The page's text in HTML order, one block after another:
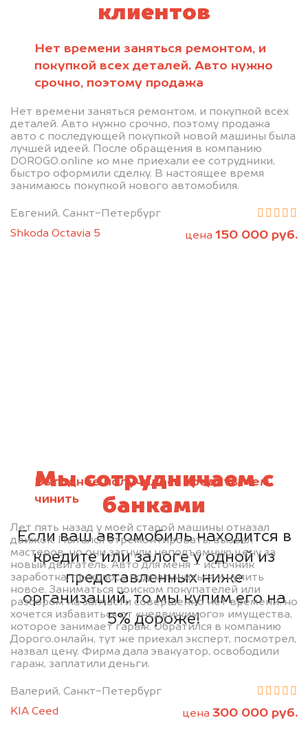
клиентов
Нет времени заняться ремонтом, и
покупкой всех деталей. Авто нужно
срочно, поэтому продажа
Нет времени заняться ремонтом, и покупкой всех
деталей. Авто нужно срочно, поэтому продажа
авто с последующей покупкой новой машины была
лучшей идеей. После обращения в компанию
DOROGO.online ко мне приехали ее сотрудники,
быстро оформили сделку. В настоящее время
занимаюсь покупкой нового автомобиля.
Евгений, Санкт-Петербург
Shkoda Octavia 5
цена 150 000 руб.
Выгоднее получилось продать, чем
чинить
Лет пять назад у моей старой машины отказал
движок. Пытался отремонтировать, вызвал
мастеров, но они загнули неподъемную цену за
новый двигатель. Авто для меня – источник
заработка, пришлось поднатужиться и купить
новое. Заниматься поиском покупателей или
разбором на запчасти совершенно нет времени, но
хочется избавиться от «недвижимого» имущества,
которое занимает гараж. Обратился в компанию
Дорого.онлайн, тут же приехал эксперт, посмотрел,
назвал цену. Фирма дала эвакуатор, освободили
гараж, заплатили деньги.
Валерий, Санкт-Петербург
KIA Ceed
цена 300 000 руб.
Мы сотрудничаем с
банками
Если ваш автомобиль находится в
кредите или залоге у одной из
представленных ниже
организаций, то мы купим его на
5% дороже!